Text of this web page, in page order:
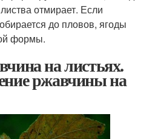
отмирает. Если
до пловов, ягоды
формы.
на листьях.
ржавчины на